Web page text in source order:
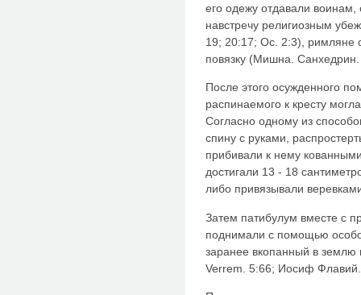
его одежу отдавали
навстречу религиозным
19; 20:17; Ос. 2:3), римляне
повязку (Мишна.
После этого осужденного
распинаемого к кресту
Согласно одному из
спину с руками,
прибивали к нему
достигали 13 - 18
либо привязывали
Затем патибулум вместе с
поднимали с помощью
заранее вкопанный в
Verrem. 5:66; Иосиф